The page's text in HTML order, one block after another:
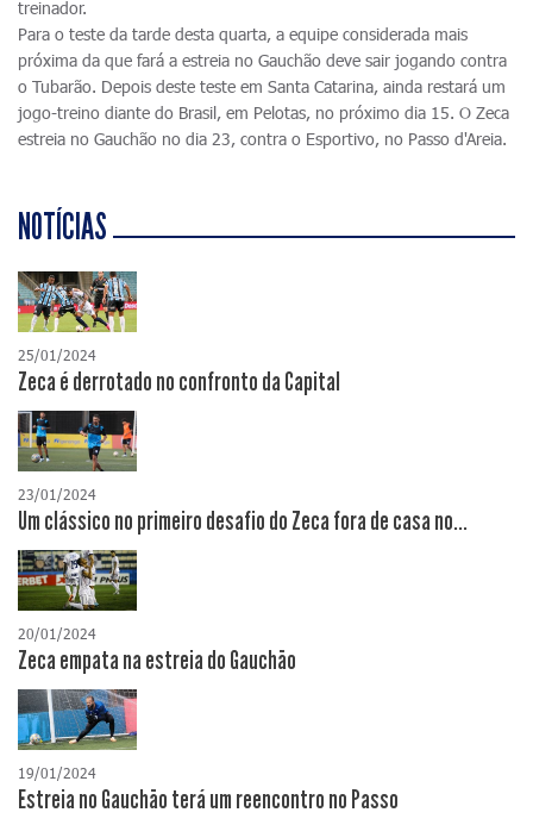
treinador.
Para o teste da tarde desta quarta, a equipe considerada mais
próxima da que fará a estreia no Gauchão deve sair jogando contra
o Tubarão. Depois deste teste em Santa Catarina, ainda restará um
jogo-treino diante do Brasil, em Pelotas, no próximo dia 15. O Zeca
estreia no Gauchão no dia 23, contra o Esportivo, no Passo d'Areia.
NOTÍCIAS
25/01/2024
Zeca é derrotado no confronto da Capital
23/01/2024
Um clássico no primeiro desafio do Zeca fora de casa no...
20/01/2024
Zeca empata na estreia do Gauchão
19/01/2024
Estreia no Gauchão terá um reencontro no Passo